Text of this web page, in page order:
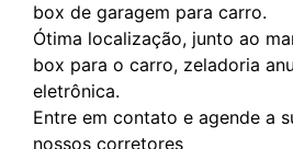
box de garagem para carro.
Ótima localização, junto ao
box para o carro, zeladoria
eletrônica.
Entre em contato e agende a